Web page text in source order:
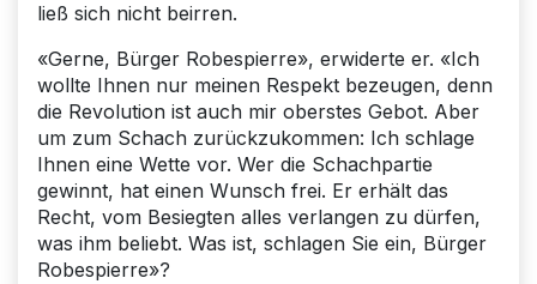
ließ sich nicht beirren.
«Gerne, Bürger Robespierre», erwiderte er. «Ich
wollte Ihnen nur meinen Respekt bezeugen, denn
die Revolution ist auch mir oberstes Gebot. Aber
um zum Schach zurückzukommen: Ich schlage
Ihnen eine Wette vor. Wer die Schachpartie
gewinnt, hat einen Wunsch frei. Er erhält das
Recht, vom Besiegten alles verlangen zu dürfen,
was ihm beliebt. Was ist, schlagen Sie ein, Bürger
Robespierre»?